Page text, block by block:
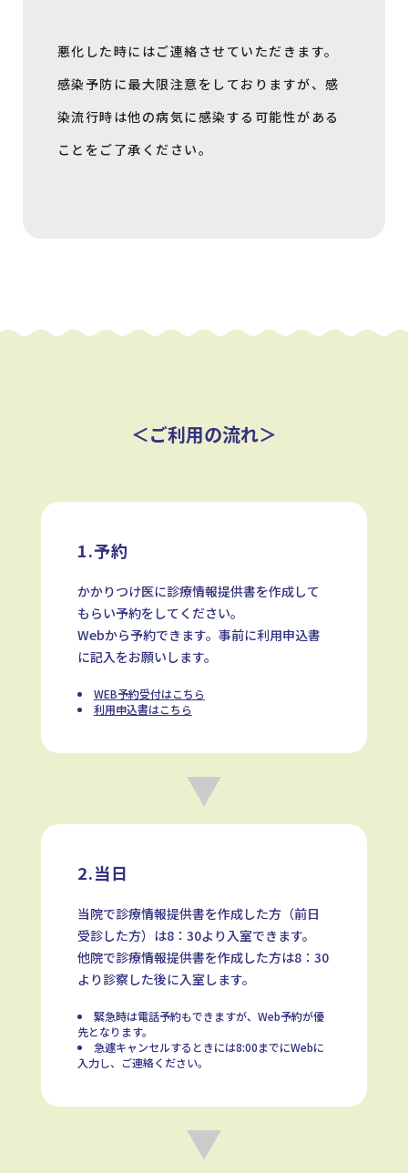
悪化した時にはご連絡させていただきます。
感染予防に最大限注意をしておりますが、感
染流行時は他の病気に感染する可能性がある
ことをご了承ください。
＜ご利用の流れ＞
1.予約
かかりつけ医に診療情報提供書を作成して
もらい予約をしてください。
Webから予約できます。事前に利用申込書
に記入をお願いします。
WEB予約受付はこちら
利用申込書はこちら
▼
2.当日
当院で診療情報提供書を作成した方（前日
受診した方）は8：30より入室できます。
他院で診療情報提供書を作成した方は8：30
より診察した後に入室します。
緊急時は電話予約もできますが、Web予約が優
先となります。
急遽キャンセルするときには8:00までにWebに
入力し、ご連絡ください。
▼